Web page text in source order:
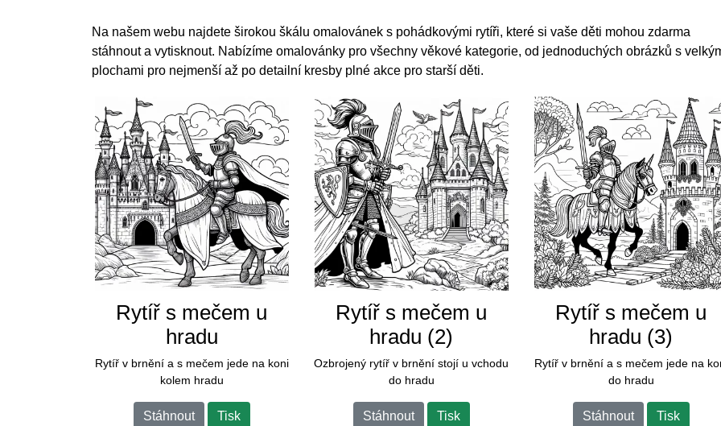
Na našem webu najdete širokou škálu omalovánek s pohádkovými rytíři, které si vaše děti mohou zdarma
stáhnout a vytisknout. Nabízíme omalovánky pro všechny věkové kategorie, od jednoduchých obrázků s
plochami pro nejmenší až po detailní kresby plné akce pro starší děti.
Rytíř s mečem u
hradu
Rytíř v brnění a s mečem jede na koni
kolem hradu
Stáhnout Tisk
Rytíř s mečem u
hradu (2)
Ozbrojený rytíř v brnění stojí u vchodu
do hradu
Stáhnout Tisk
Rytíř s mečem u
hradu (3)
Rytíř v brnění a s mečem jede na
do hradu
Stáhnout Tisk